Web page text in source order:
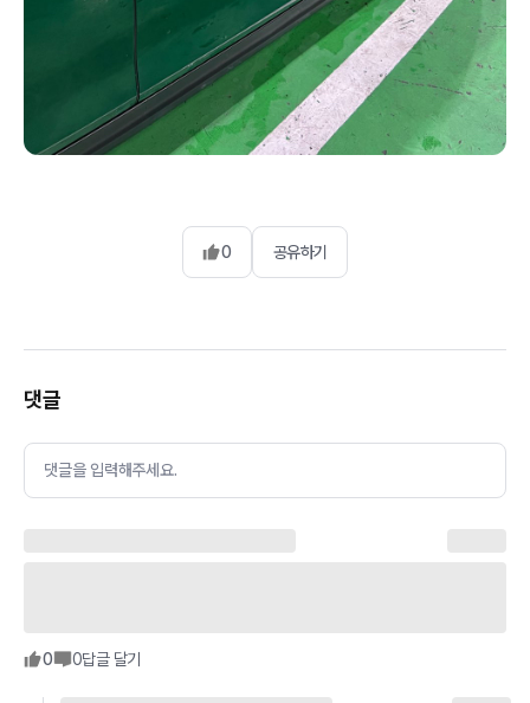
0 공유하기
댓글
댓글을 입력해주세요.
0 0답글 달기